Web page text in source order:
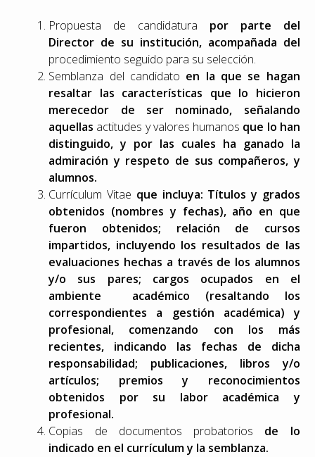
Propuesta de candidatura por parte del
Director de su institución, acompañada del
procedimiento seguido para su selección.
Semblanza del candidato en la que se hagan
resaltar las características que lo hicieron
merecedor de ser nominado, señalando
aquellas actitudes y valores humanos que lo han
distinguido, y por las cuales ha ganado la
admiración y respeto de sus compañeros, y
alumnos.
Currículum Vitae que incluya: Títulos y grados
obtenidos (nombres y fechas), año en que
fueron obtenidos; relación de cursos
impartidos, incluyendo los resultados de las
evaluaciones hechas a través de los alumnos
y/o sus pares; cargos ocupados en el
ambiente académico (resaltando los
correspondientes a gestión académica) y
profesional, comenzando con los más
recientes, indicando las fechas de dicha
responsabilidad; publicaciones, libros y/o
artículos; premios y reconocimientos
obtenidos por su labor académica y
profesional.
Copias de documentos probatorios de lo
indicado en el currículum y la semblanza.